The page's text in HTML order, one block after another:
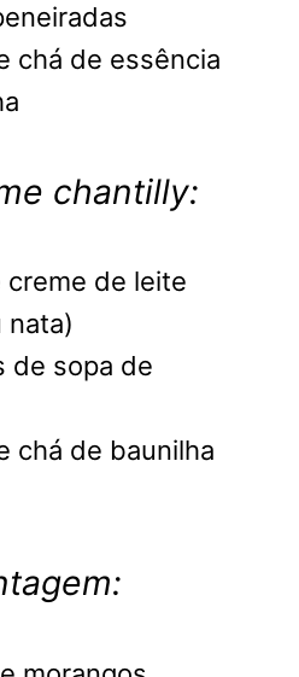
chá de essência
chantilly:
de leite
nata)
de sopa de
chá de baunilha